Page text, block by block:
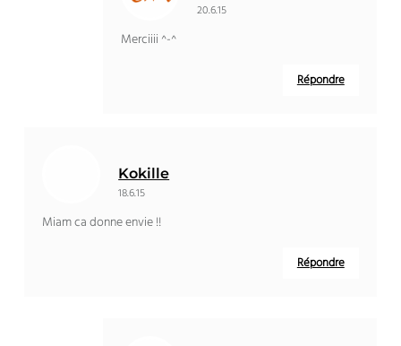
20.6.15
Merciiii ^-^
Répondre
Kokille
18.6.15
Miam ca donne envie !!
Répondre